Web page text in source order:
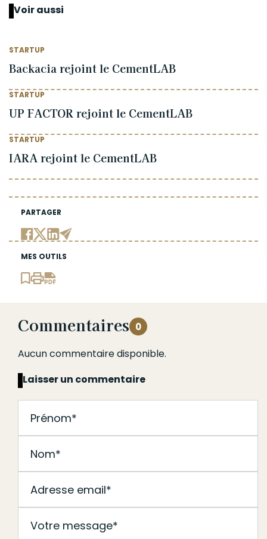
PARTAGER
MES OUTILS
Voir aussi
STARTUP
Backacia rejoint le CementLAB
STARTUP
UP FACTOR rejoint le CementLAB
STARTUP
IARA rejoint le CementLAB
Commentaires 0
Aucun commentaire disponible.
Laisser un commentaire